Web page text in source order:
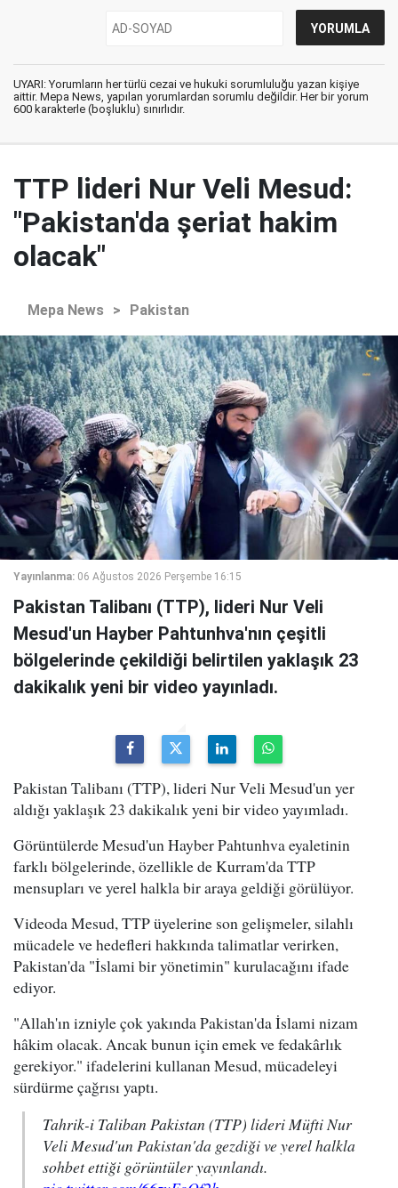
UYARI: Yorumların her türlü cezai ve hukuki sorumluluğu yazan kişiye
aittir. Mepa News, yapılan yorumlardan sorumlu değildir. Her bir yorum
600 karakterle (boşluklu) sınırlıdır.
TTP lideri Nur Veli Mesud:
"Pakistan'da şeriat hakim
olacak"
Mepa News > Pakistan
Yayınlanma: 06 Ağustos 2026 Perşembe 16:15
Pakistan Talibanı (TTP), lideri Nur Veli
Mesud'un Hayber Pahtunhva'nın çeşitli
bölgelerinde çekildiği belirtilen yaklaşık 23
dakikalık yeni bir video yayınladı.
Pakistan Talibanı (TTP), lideri Nur Veli Mesud'un yer
aldığı yaklaşık 23 dakikalık yeni bir video yayımladı.
Görüntülerde Mesud'un Hayber Pahtunhva eyaletinin
farklı bölgelerinde, özellikle de Kurram'da TTP
mensupları ve yerel halkla bir araya geldiği görülüyor.
Videoda Mesud, TTP üyelerine son gelişmeler, silahlı
mücadele ve hedefleri hakkında talimatlar verirken,
Pakistan'da "İslami bir yönetimin" kurulacağını ifade
ediyor.
"Allah'ın izniyle çok yakında Pakistan'da İslami nizam
hâkim olacak. Ancak bunun için emek ve fedakârlık
gerekiyor." ifadelerini kullanan Mesud, mücadeleyi
sürdürme çağrısı yaptı.
Tahrik-i Taliban Pakistan (TTP) lideri Müfti Nur
Veli Mesud'un Pakistan'da gezdiği ve yerel halkla
sohbet ettiği görüntüler yayınlandı.